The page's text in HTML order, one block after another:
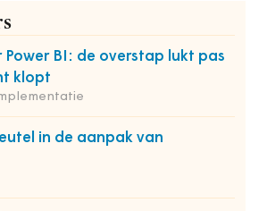
Power BI: de overstap lukt pas
klopt
in de aanpak van